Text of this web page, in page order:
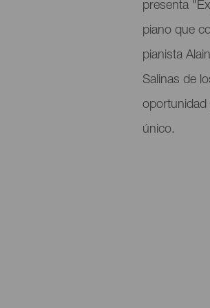
del
evento
presenta
piano que
pianista
Salinas de
oportunidad
único.